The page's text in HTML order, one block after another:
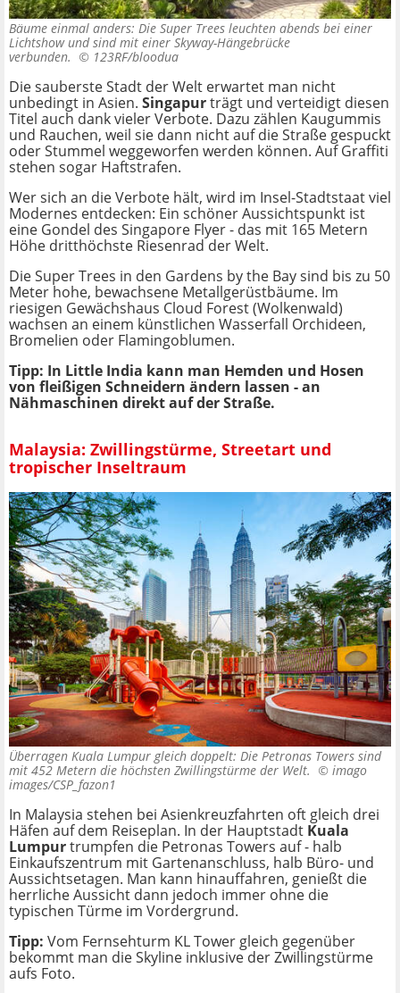
Bäume einmal anders: Die Super Trees leuchten abends bei einer
Lichtshow und sind mit einer Skyway-Hängebrücke
verbunden. © 123RF/bloodua
Die sauberste Stadt der Welt erwartet man nicht
unbedingt in Asien. Singapurträgt und verteidigt diesen
Titel auch dank vieler Verbote. Dazu zählen Kaugummis
und Rauchen, weil sie dann nicht auf die Straße gespuckt
oder Stummel weggeworfen werden können. Auf Graffiti
stehen sogar Haftstrafen.
Wer sich an die Verbote hält, wird im Insel-Stadtstaat viel
Modernes entdecken: Ein schöner Aussichtspunkt ist
eine Gondel des Singapore Flyer - das mit 165 Metern
Höhe dritthöchste Riesenrad der Welt.
Die Super Trees in den Gardens by the Bay sind bis zu 50
Meter hohe, bewachsene Metallgerüstbäume. Im
riesigen Gewächshaus Cloud Forest (Wolkenwald)
wachsen an einem künstlichen Wasserfall Orchideen,
Bromelien oder Flamingoblumen.
Tipp: In Little India kann man Hemden und Hosen
von fleißigen Schneidern ändern lassen - an
Nähmaschinen direkt auf der Straße.
Malaysia: Zwillingstürme, Streetart und
tropischer Inseltraum
Überragen Kuala Lumpur gleich doppelt: Die Petronas Towers sind
mit 452 Metern die höchsten Zwillingstürme der Welt. © imago
images/CSP_fazon1
In Malaysia stehen bei Asienkreuzfahrten oft gleich drei
Häfen auf dem Reiseplan. In der Hauptstadt Kuala
Lumpurtrumpfen die Petronas Towers auf - halb
Einkaufszentrum mit Gartenanschluss, halb Büro- und
Aussichtsetagen. Man kann hinauffahren, genießt die
herrliche Aussicht dann jedoch immer ohne die
typischen Türme im Vordergrund.
Tipp: Vom Fernsehturm KL Tower gleich gegenüber
bekommt man die Skyline inklusive der Zwillingstürme
aufs Foto.